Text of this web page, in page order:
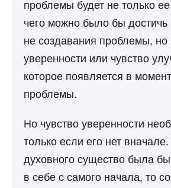
проблемы будет не только ее
чего можно было бы достичь
не создавания проблемы, но
уверенности или чувство
которое появляется в
проблемы.
Но чувство уверенности
только если его нет
духовного существо была
в себе с самого начала, то